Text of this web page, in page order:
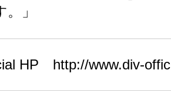
」
HP http://www.div-